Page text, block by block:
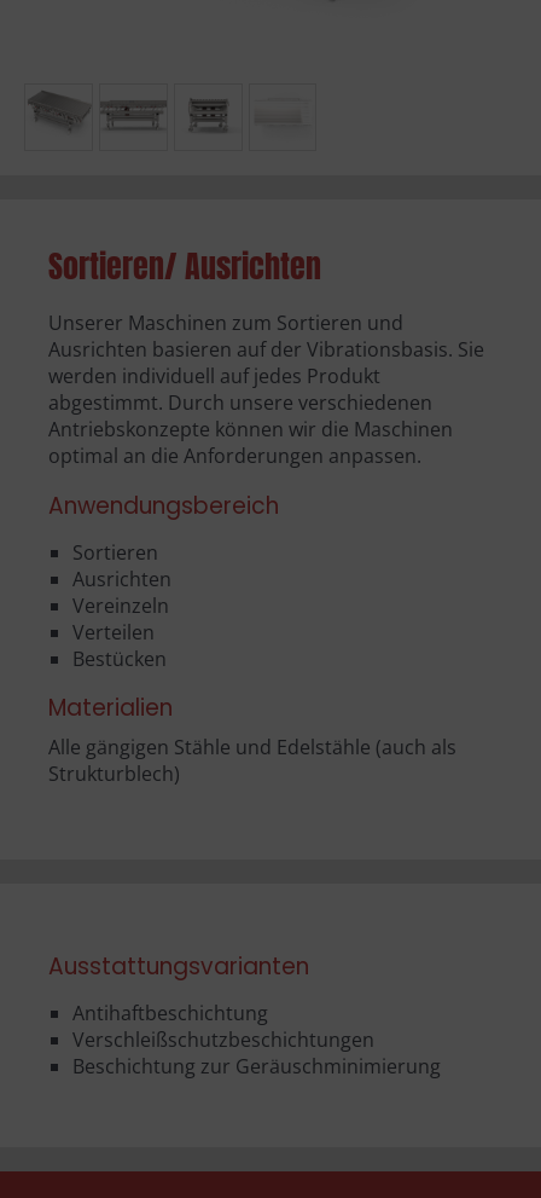
Sortieren/ Ausrichten
Unserer Maschinen zum Sortieren und
Ausrichten basieren auf der Vibrationsbasis. Sie
werden individuell auf jedes Produkt
abgestimmt. Durch unsere verschiedenen
Antriebskonzepte können wir die Maschinen
optimal an die Anforderungen anpassen.
Anwendungsbereich
Sortieren
Ausrichten
Vereinzeln
Verteilen
Bestücken
Materialien
Alle gängigen Stähle und Edelstähle (auch als
Strukturblech)
Ausstattungsvarianten
Antihaftbeschichtung
Verschleißschutzbeschichtungen
Beschichtung zur Geräuschminimierung